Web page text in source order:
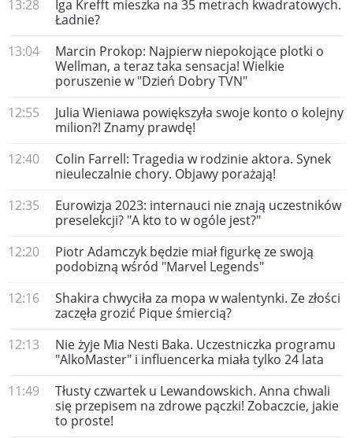
13:28
Iga Krefft mieszka na 35 metrach kwadratowych.
Ładnie?
13:04
Marcin Prokop: Najpierw niepokojące plotki o
Wellman, a teraz taka sensacja! Wielkie
poruszenie w "Dzień Dobry TVN"
12:55
Julia Wieniawa powiększyła swoje konto o kolejny
milion?! Znamy prawdę!
12:40
Colin Farrell: Tragedia w rodzinie aktora. Synek
nieuleczalnie chory. Objawy porażają!
12:35
Eurowizja 2023: internauci nie znają uczestników
preselekcji? "A kto to w ogóle jest?"
12:20
Piotr Adamczyk będzie miał figurkę ze swoją
podobizną wśród "Marvel Legends"
12:16
Shakira chwyciła za mopa w walentynki. Ze złości
zaczęła grozić Pique śmiercią?
12:13
Nie żyje Mia Nesti Baka. Uczestniczka programu
"AlkoMaster" i influencerka miała tylko 24 lata
11:49
Tłusty czwartek u Lewandowskich. Anna chwali
się przepisem na zdrowe pączki! Zobaczcie, jakie
to proste!